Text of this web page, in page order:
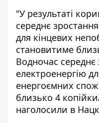
"У результаті
середнє
для кінцевих
становитиме
Водночас середнє
електроенергію
енергоємних
близько 4
наголосили в